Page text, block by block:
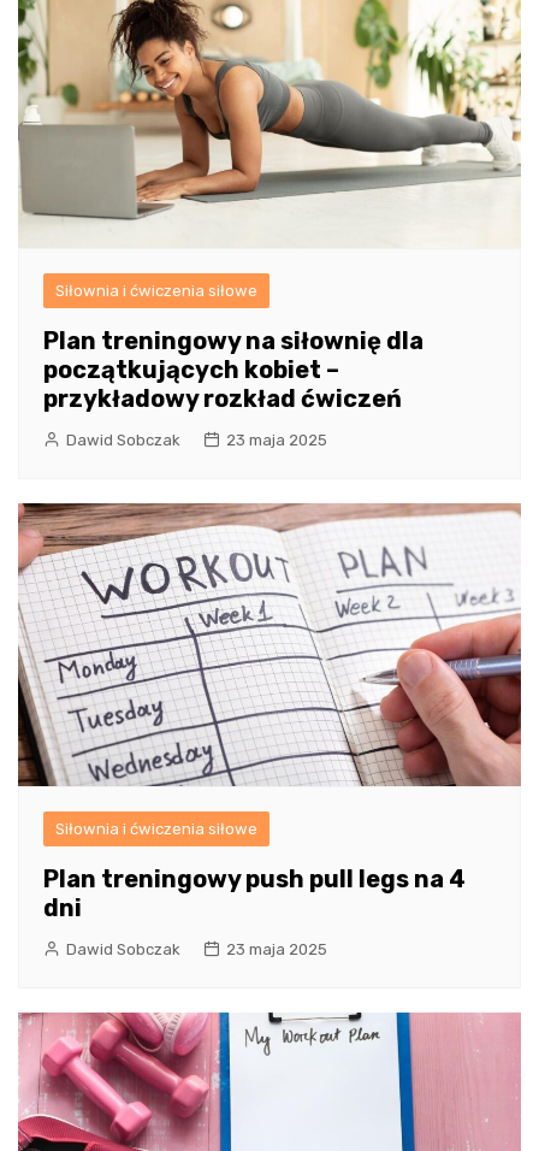
Siłownia i ćwiczenia siłowe
Plan treningowy na siłownię dla
początkujących kobiet –
przykładowy rozkład ćwiczeń
Dawid Sobczak 23 maja 2025
Siłownia i ćwiczenia siłowe
Plan treningowy push pull legs na 4
dni
Dawid Sobczak 23 maja 2025